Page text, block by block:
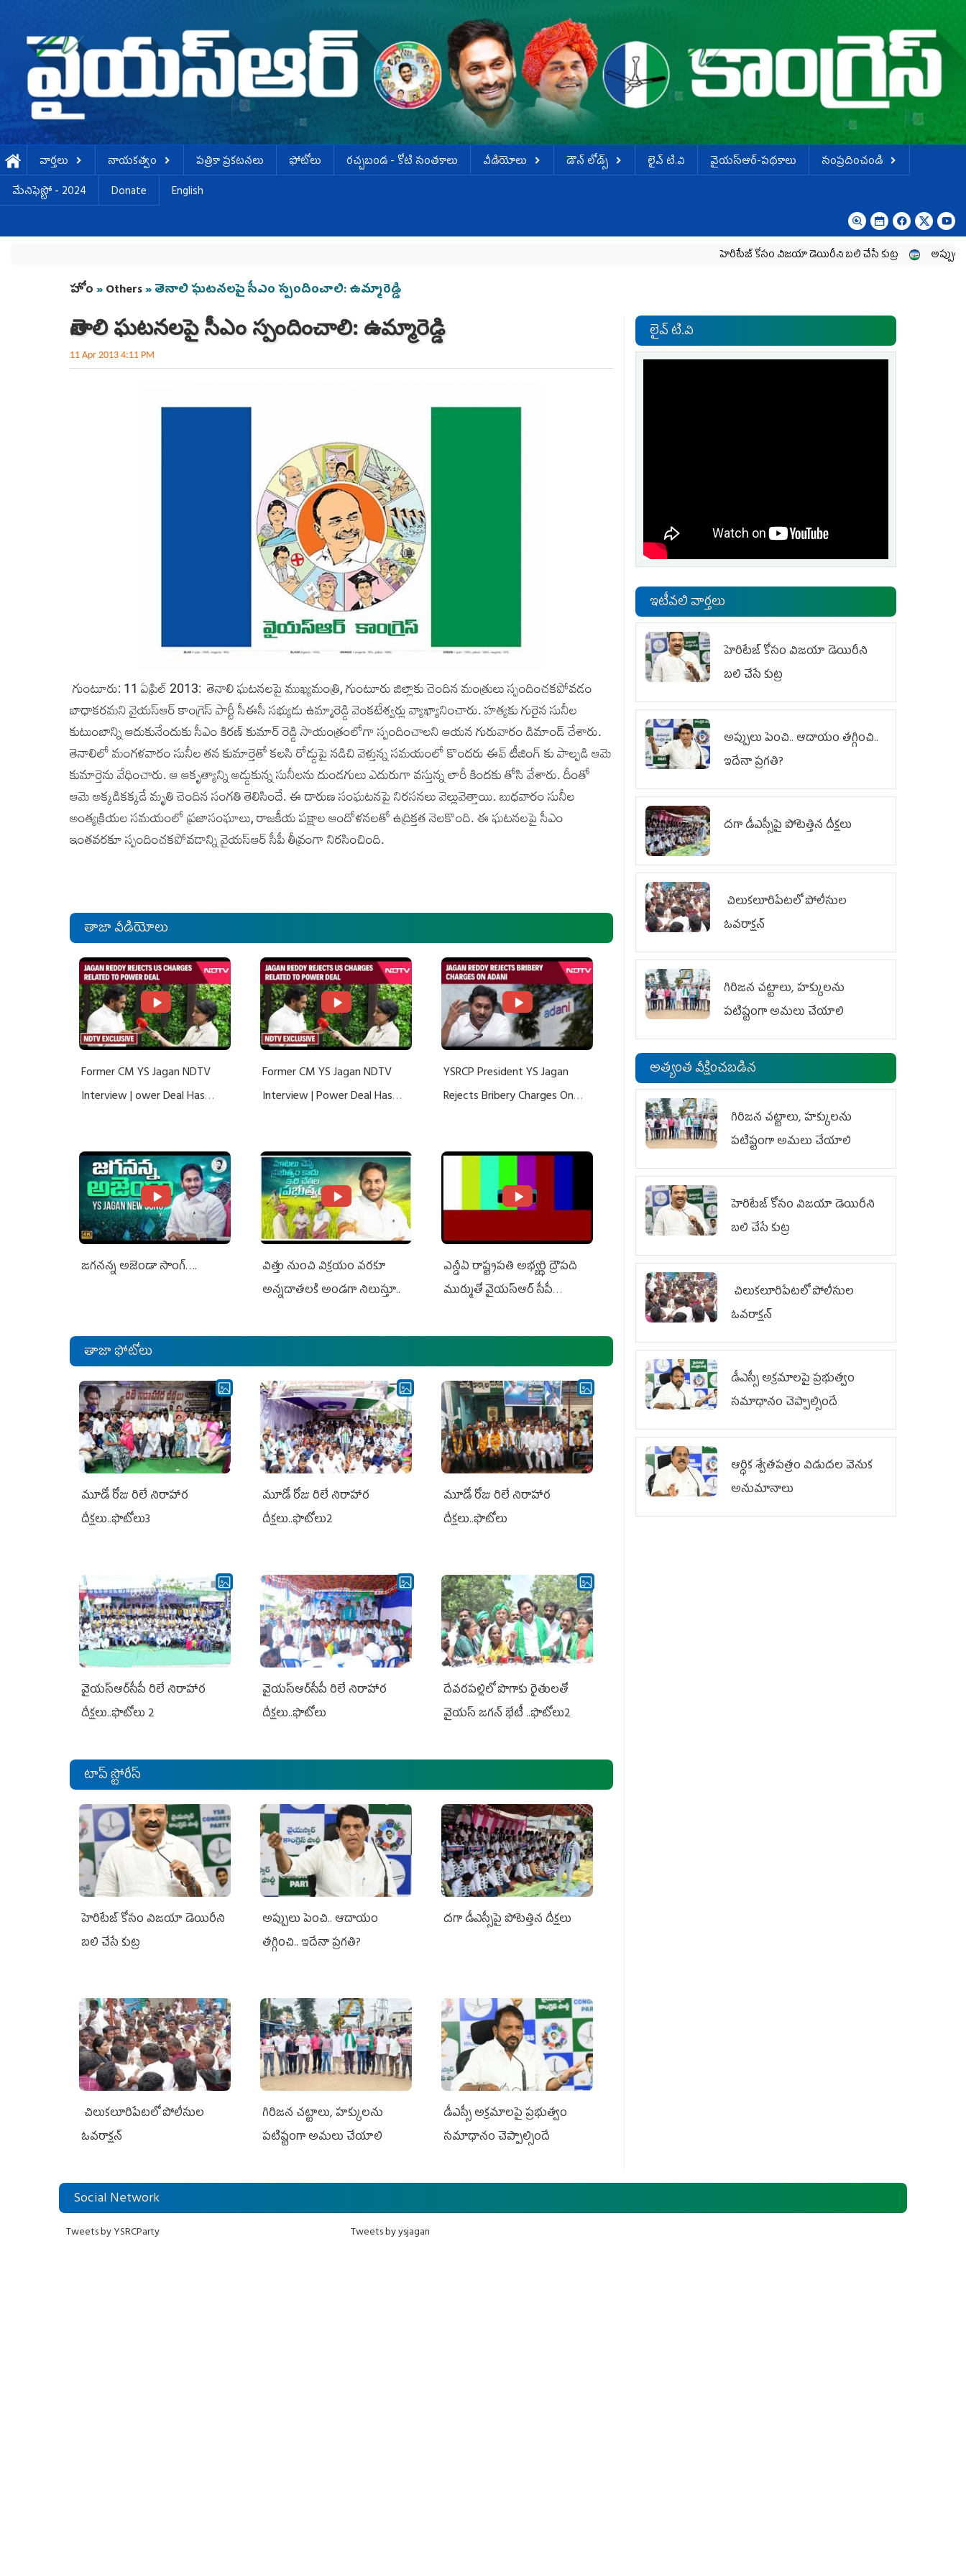
వార్తలు నాయకత్వం పత్రికా ప్రకటనలు ఫోటోలు ర‌చ్చ‌బండ‌ - కోటి సంత‌కాలు వీడియోలు డౌన్ లోడ్స్ లైవ్ టి.వి వైయస్ఆర్-పథకాలు
సంప్రదించండి
మేనిఫెస్టో - 2024
Donate English
హెరిటేజ్ కోసం విజయా డెయిరీని బలి చేసే కుట్ర‌ అప్పులు పెంచి..
You are here
హోం »Others» తెనాలి ఘటనలపై సీఎం స్పందించాలి: ఉమ్మారెడ్డి
తెనాలి ఘటనలపై సీఎం స్పందించాలి: ఉమ్మారెడ్డి
11 Apr 2013 4:11 PM
గుంటూరు: 11 ఏప్రిల్ 2013: తెనాలి ఘటనలపై ముఖ్యమంత్రి, గుంటూరు జిల్లాకు చెందిన మంత్రులు స్పందించకపోవడం
బాధాకరమని వైయస్ఆర్ కాంగ్రెస్ పార్టీ సీఈసీ సభ్యుడు ఉమ్మారెడ్డి వెంకటేశ్వర్లు వ్యాఖ్యానించారు. హత్యకు గురైన సునీల
కుటుంబాన్ని ఆదుకునేందుకు సీఎం కిరణ్ కుమార్ రెడ్డి సాయంత్రంలోగా స్పందించాలని ఆయన గురువారం డిమాండ్ చేశారు.
తెనాలిలో మంగళవారం సునీల తన కుమార్తెతో కలసి రోడ్డుపై నడిచి వెళ్తున్న సమయంలో కొందరు ఈవ్ టీజింగ్ కు పాల్పడి ఆమె
కుమార్తెను వేధించారు. ఆ ఆకృత్యాన్ని అడ్డుకున్న సునీలను దుండగులు ఎదురుగా వస్తున్న లారీ కిందకు తోసి వేశారు. దీంతో
ఆమె అక్కడికక్కడే మృతి చెందిన సంగతి తెలిసిందే. ఈ దారుణ సంఘటనపై నిరసనలు వెల్లువెత్తాయి. బుధవారం సునీల
అంత్యక్రియల సమయంలో ప్రజాసంఘాలు, రాజకీయ పక్షాల ఆందోళనలతో ఉద్రిక్తత నెలకొంది. ఈ ఘటనలపై సీఎం
ఇంతవరకూ స్పందించకపోవడాన్ని వైయస్ఆర్ సీపీ తీవ్రంగా నిరసించింది.
తాజా వీడియోలు
Former CM YS Jagan NDTV
Interview | ower Deal Has
Former CM YS Jagan NDTV
Interview | Power Deal Has
YSRCP President YS Jagan
Rejects Bribery Charges On
జగనన్న అజెండా సాంగ్….
విత్తు నుంచి విక్రయం వరకూ
అన్నదాతలకి అండగా నిలుస్తూ..
ఎన్డీఏ రాష్ట్ర‌ప‌తి అభ్య‌ర్థి ద్రౌప‌ది
ముర్ముతో వైయ‌స్ఆర్ సీపీ
ఎమ్మెల్యేలు, ఎంపీల స‌మావేశం
తాజా ఫోటోలు
మూడో రోజు రిలే నిరాహార
దీక్షలు..ఫొటోలు3
మూడో రోజు రిలే నిరాహార
దీక్షలు..ఫొటోలు2
మూడో రోజు రిలే నిరాహార
దీక్షలు..ఫొటోలు
వైయ‌స్ఆర్‌సీపీ రిలే నిరాహార
దీక్షలు..ఫొటోలు 2
వైయ‌స్ఆర్‌సీపీ రిలే నిరాహార
దీక్షలు..ఫొటోలు
దేవరపల్లిలో పొగాకు రైతులతో
వైయస్ జగన్ భేటీ ..ఫొటోలు2
టాప్ స్టోరీస్
హెరిటేజ్ కోసం విజయా డెయిరీని
బలి చేసే కుట్ర‌
అప్పులు పెంచి.. ఆదాయం
తగ్గించి.. ఇదేనా ప్రగతి?
దగా డీఎస్సీపై పోటెత్తిన దీక్షలు
చిలుక‌లూరిపేట‌లో పోలీసుల
ఓవ‌రాక్ష‌న్‌
గిరిజన చట్టాలు, హక్కులను
పటిష్టంగా అమలు చేయాలి
డీఎస్సీ అక్రమాలపై ప్రభుత్వం
సమాధానం చెప్పాల్సిందే
లైవ్ టి.వి
ఇటీవలి వార్తలు
హెరిటేజ్ కోసం విజయా డెయిరీని
బలి చేసే కుట్ర‌
అప్పులు పెంచి.. ఆదాయం తగ్గించి..
ఇదేనా ప్రగతి?
దగా డీఎస్సీపై పోటెత్తిన దీక్షలు
చిలుక‌లూరిపేట‌లో పోలీసుల
ఓవ‌రాక్ష‌న్‌
గిరిజన చట్టాలు, హక్కులను
పటిష్టంగా అమలు చేయాలి
అత్యంత వీక్షించబడిన
గిరిజన చట్టాలు, హక్కులను
పటిష్టంగా అమలు చేయాలి
హెరిటేజ్ కోసం విజయా డెయిరీని
బలి చేసే కుట్ర‌
చిలుక‌లూరిపేట‌లో పోలీసుల
ఓవ‌రాక్ష‌న్‌
డీఎస్సీ అక్రమాలపై ప్రభుత్వం
సమాధానం చెప్పాల్సిందే
ఆర్థిక శ్వేతపత్రం విడుదల వెనుక
అనుమానాలు
Social Network
Tweets by YSRCParty Tweets by ysjagan